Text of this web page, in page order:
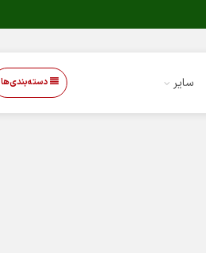
سایر دسته‌بندی‌ها